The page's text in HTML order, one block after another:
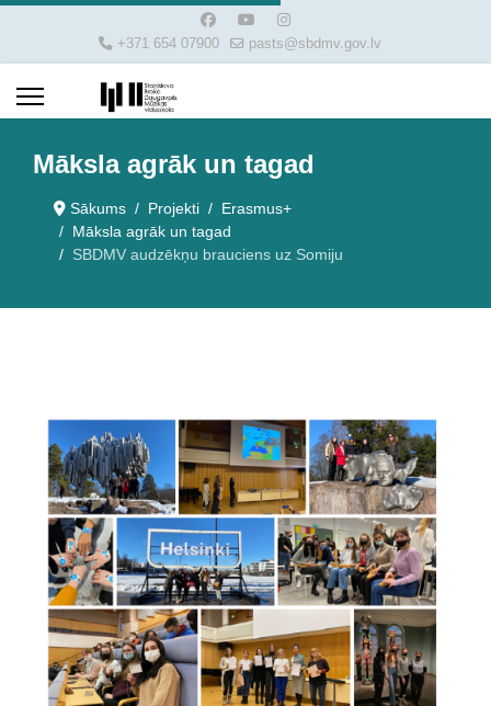
+371 654 07900 pasts@sbdmv.gov.lv
Māksla agrāk un tagad
Sākums Projekti
Erasmus+
Māksla agrāk un tagad
SBDMV audzēkņu brauciens uz Somiju